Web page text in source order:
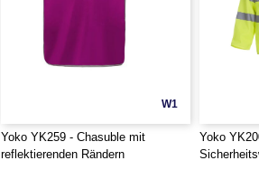
W1
Yoko YK259 - Chasuble mit
reflektierenden Rändern
Yoko